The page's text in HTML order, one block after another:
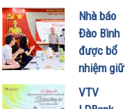
Sức khỏe
và Đời
sống tổ
chức Cuộc
thi “Tôi
Khỏe Đẹp
Nhà báo
Đào Bình
được bổ
nhiệm giữ
chức Tổng
Biên tập
VTV